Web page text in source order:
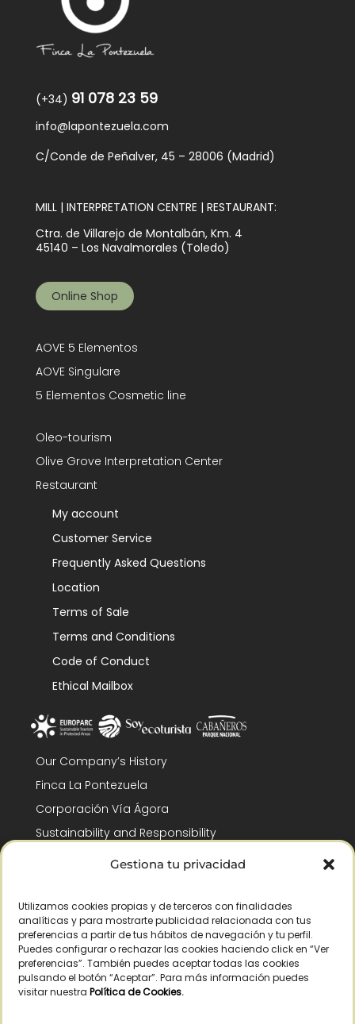
Gestiona tu privacidad
Utilizamos cookies propias y de terceros con finalidades
analíticas y para mostrarte publicidad relacionada con tus
preferencias a partir de tus hábitos de navegación y tu perfil.
Puedes configurar o rechazar las cookies haciendo click en “Ver
preferencias”. También puedes aceptar todas las cookies
pulsando el botón “Aceptar”. Para más información puedes
visitar nuestra Política de Cookies.
(+34) 91 078 23 59
info@lapontezuela.com
C/Conde de Peñalver, 45 – 28006 (Madrid)
MILL | INTERPRETATION CENTRE | RESTAURANT:
Ctra. de Villarejo de Montalbán, Km. 4
45140 – Los Navalmorales (Toledo)
Online Shop
AOVE 5 Elementos
AOVE Singulare
5 Elementos Cosmetic line
Oleo-tourism
Olive Grove Interpretation Center
Restaurant
My account
Customer Service
Frequently Asked Questions
Location
Terms of Sale
Terms and Conditions
Code of Conduct
Ethical Mailbox
Our Company’s History
Finca La Pontezuela
Corporación Vía Ágora
Sustainability and Responsibility
CSR and Fundación Gómez-Pintado
Recognitions